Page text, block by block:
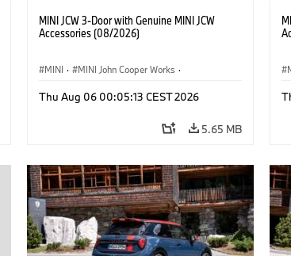
MINI JCW 3-Door with Genuine MINI JCW
Accessories (08/2026)
MINI · MINI John Cooper Works ·
Optional Extras, Accessories
Thu Aug 06 00:05:13 CEST 2026
5.65 MB